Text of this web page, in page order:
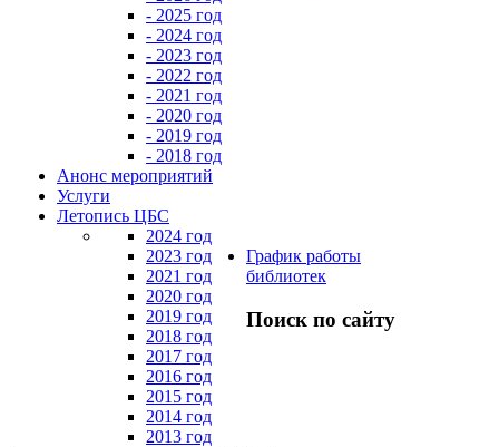
- 2025 год
- 2024 год
- 2023 год
- 2022 год
- 2021 год
- 2020 год
- 2019 год
- 2018 год
Анонс мероприятий
Услуги
Летопись ЦБС
2024 год
2023 год
2021 год
2020 год
2019 год
2018 год
2017 год
2016 год
2015 год
2014 год
2013 год
График работы
библиотек
Поиск по сайту